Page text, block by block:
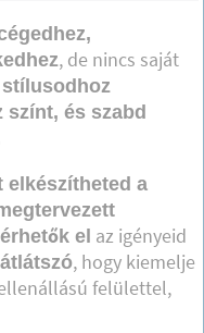
, de nincs saját
stílusodhoz
színt, és szabd
elkészítheted a
el az igényeid
átlátszó, hogy kiemelje
felülettel,